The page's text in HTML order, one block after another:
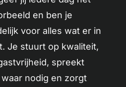
en ben je
voor alles wat er in
Je stuurt op kwaliteit,
spreekt
nodig en zorgt